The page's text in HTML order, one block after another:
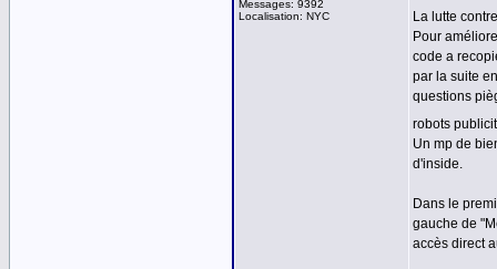
Messages: 9392
Localisation: NYC
La lutte
Pour
code a
par la suite
questions
robots
Un mp de
d'inside.
Dans le
gauche de
accès direct